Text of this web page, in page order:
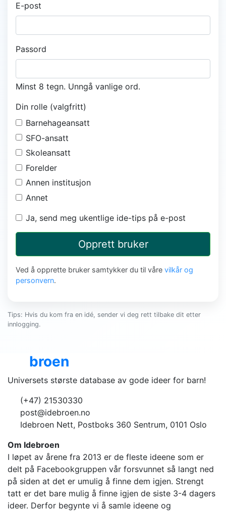
E-post
Passord
Minst 8 tegn. Unngå vanlige ord.
Din rolle (valgfritt)
Barnehageansatt
SFO-ansatt
Skoleansatt
Forelder
Annen institusjon
Annet
Ja, send meg ukentlige ide-tips på e-post
Opprett bruker
Ved å opprette bruker samtykker du til våre vilkår og
personvern.
Tips: Hvis du kom fra en idé, sender vi deg rett tilbake dit etter
innlogging.
broen
Universets største database av gode ideer for barn!
(+47) 21530330
post@idebroen.no
Idebroen Nett, Postboks 360 Sentrum, 0101 Oslo
Om Idebroen
I løpet av årene fra 2013 er de fleste ideene som er
delt på Facebookgruppen vår forsvunnet så langt ned
på siden at det er umulig å finne dem igjen. Strengt
tatt er det bare mulig å finne igjen de siste 3-4 dagers
ideer. Derfor begynte vi å samle ideene og